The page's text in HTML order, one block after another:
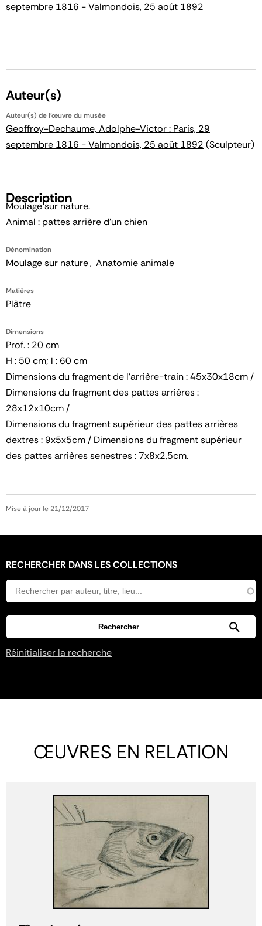
septembre 1816 - Valmondois, 25 août 1892
Auteur(s)
Auteur(s) de l'œuvre du musée
Geoffroy-Dechaume, Adolphe-Victor : Paris, 29
septembre 1816 - Valmondois, 25 août 1892 (Sculpteur)
Description
Moulage sur nature.
Animal : pattes arrière d'un chien
Dénomination
Moulage sur nature Anatomie animale
Matières
Plâtre
Dimensions
Prof. : 20 cm
H : 50 cm; l : 60 cm
Dimensions du fragment de l'arrière-train : 45x30x18cm /
Dimensions du fragment des pattes arrières :
28x12x10cm /
Dimensions du fragment supérieur des pattes arrières
dextres : 9x5x5cm / Dimensions du fragment supérieur
des pattes arrières senestres : 7x8x2,5cm.
Mise à jour le 21/12/2017
RECHERCHER DANS LES COLLECTIONS
Réinitialiser la recherche
ŒUVRES EN RELATION